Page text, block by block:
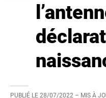
PUBLIÉ LE 28/07/2022 – MIS À